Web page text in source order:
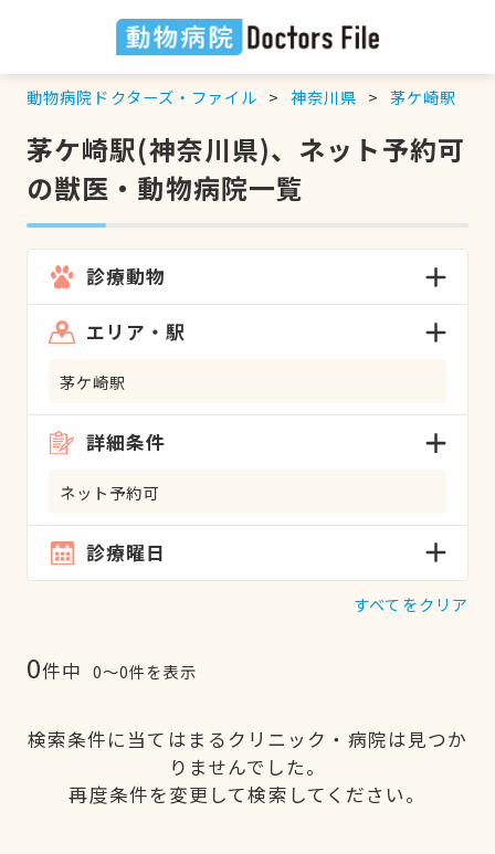
動物病院ドクターズ・ファイル 神奈川県 茅ケ崎駅
茅ケ崎駅(神奈川県)、ネット予約可
の獣医・動物病院一覧
診療動物
エリア・駅
茅ケ崎駅
詳細条件
ネット予約可
診療曜日
すべてをクリア
0件中 0〜0件を表示
検索条件に当てはまるクリニック・病院は見つか
りませんでした。
再度条件を変更して検索してください。